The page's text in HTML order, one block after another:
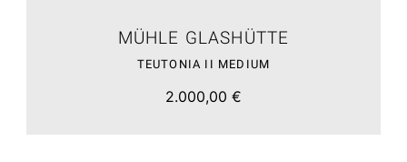
MÜHLE GLASHÜTTE
TEUTONIA II MEDIUM
2.000,00 €